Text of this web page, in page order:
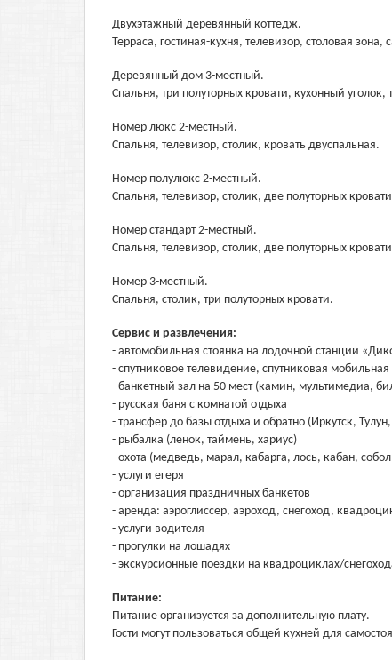
Двухэтажный деревянный коттедж.
Терраса, гостиная-кухня, телевизор, столовая
Деревянный дом 3-местный.
Спальня, три полуторных кровати, кухонный уголок,
Номер люкс 2-местный.
Спальня, телевизор, столик, кровать двуспальная.
Номер полулюкс 2-местный.
Спальня, телевизор, столик, две полуторных
Номер стандарт 2-местный.
Спальня, телевизор, столик, две полуторных
Номер 3-местный.
Спальня, столик, три полуторных кровати.
Сервис и развлечения:
- автомобильная стоянка на лодочной станции
- спутниковое телевидение, спутниковая
- банкетный зал на 50 мест (камин, мультимедиа,
- русская баня с комнатой отдыха
- трансфер до базы отдыха и обратно (Иркутск,
- рыбалка (ленок, таймень, хариус)
- охота (медведь, марал, кабарга, лось, кабан,
- услуги егеря
- организация праздничных банкетов
- аренда: аэроглиссер, аэроход, снегоход,
- услуги водителя
- прогулки на лошадях
- экскурсионные поездки на квадроциклах/
Питание:
Питание организуется за дополнительную плату.
Гости могут пользоваться общей кухней для